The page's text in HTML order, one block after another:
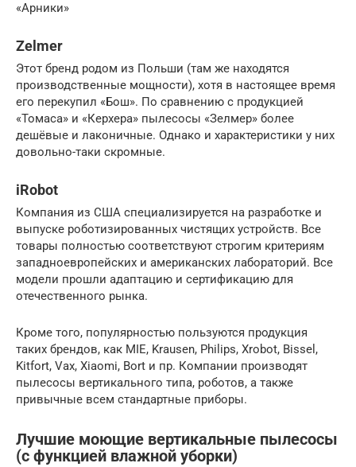
«Арники»
Zelmer
Этот бренд родом из Польши (там же находятся
производственные мощности), хотя в настоящее время
его перекупил «Бош». По сравнению с продукцией
«Томаса» и «Керхера» пылесосы «Зелмер» более
дешёвые и лаконичные. Однако и характеристики у них
довольно-таки скромные.
iRobot
Компания из США специализируется на разработке и
выпуске роботизированных чистящих устройств. Все
товары полностью соответствуют строгим критериям
западноевропейских и американских лабораторий. Все
модели прошли адаптацию и сертификацию для
отечественного рынка.
Кроме того, популярностью пользуются продукция
таких брендов, как MIE, Krausen, Philips, Xrobot, Bissel,
Kitfort, Vax, Xiaomi, Bort и пр. Компании производят
пылесосы вертикального типа, роботов, а также
привычные всем стандартные приборы.
Лучшие моющие вертикальные пылесосы
(с функцией влажной уборки)